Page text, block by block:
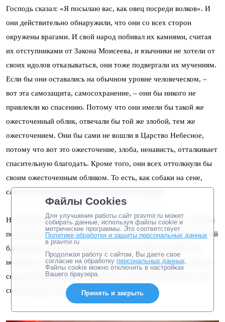
Господь сказал: «Я посылаю вас, как овец посреди волков». И
они действительно обнаружили, что они со всех сторон
окружены врагами. И свой народ побивал их камнями, считая
их отступниками от Закона Моисеева, и язычники не хотели от
своих идолов отказываться, они тоже подвергали их мучениям.
Если бы они оставались на обычном уровне человеческом, –
вот эта самозащита, самосохранение, – они бы никого не
привлекли ко спасению. Потому что они имели бы такой же
ожесточенный облик, отвечали бы той же злобой, тем же
ожесточением. Они бы сами не вошли в Царство Небесное,
потому что вот это ожесточение, злоба, ненависть, отталкивает
спасительную благодать. Кроме того, они всех оттолкнули бы
своим ожесточенным обликом. То есть, как собаки на сене,
сами бы не вошли и другим воспрепятствовали.
Но они имели уже любовь Христову: Господь их учил, а потом
послал им Духа Святого — то есть, Бог был в их сердцах Своей
благодатью. Поэтому они были уже способны проявить это
незлобие, эту любовь, несмотря на такое отношение к себе. И
сердца людей таяли от этой любви, и они были уловлены в эту
спасительную сеть апостольскую.
Файлы Cookies
Для улучшения работы сайт pravmir.ru может
собирать данные, используя файлы cookie и
метрические программы. Это соответствует
Политике обработки и защиты персональных данных
в pravmir.ru
Продолжая работу с сайтом, Вы даете свое
согласие на обработку персональных данных.
Файлы cookie можно отключить в настройках
Вашего браузера.
Принять и закрыть